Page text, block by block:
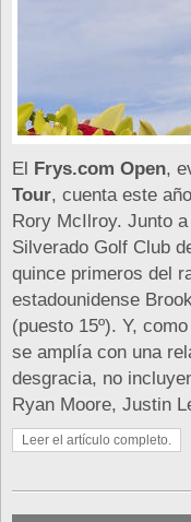
El Frys.com Open,
Tour, cuenta este
Rory McIlroy. Junto
Silverado Golf Club
quince primeros del
estadounidense
(puesto 15º). Y,
se amplía con una
desgracia, no
Ryan Moore, Justin
Leer el artículo completo.